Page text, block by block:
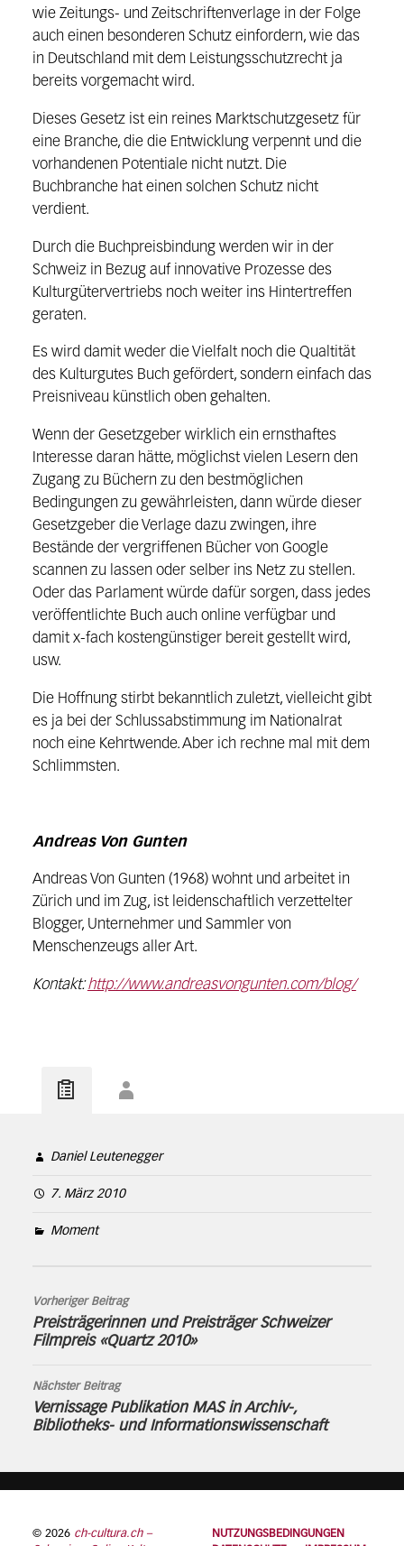
wie Zeitungs- und Zeitschriftenverlage in der Folge
auch einen besonderen Schutz einfordern, wie das
in Deutschland mit dem Leistungsschutzrecht ja
bereits vorgemacht wird.
Dieses Gesetz ist ein reines Marktschutzgesetz für
eine Branche, die die Entwicklung verpennt und die
vorhandenen Potentiale nicht nutzt. Die
Buchbranche hat einen solchen Schutz nicht
verdient.
Durch die Buchpreisbindung werden wir in der
Schweiz in Bezug auf innovative Prozesse des
Kulturgütervertriebs noch weiter ins Hintertreffen
geraten.
Es wird damit weder die Vielfalt noch die Qualtität
des Kulturgutes Buch gefördert, sondern einfach das
Preisniveau künstlich oben gehalten.
Wenn der Gesetzgeber wirklich ein ernsthaftes
Interesse daran hätte, möglichst vielen Lesern den
Zugang zu Büchern zu den bestmöglichen
Bedingungen zu gewährleisten, dann würde dieser
Gesetzgeber die Verlage dazu zwingen, ihre
Bestände der vergriffenen Bücher von Google
scannen zu lassen oder selber ins Netz zu stellen.
Oder das Parlament würde dafür sorgen, dass jedes
veröffentlichte Buch auch online verfügbar und
damit x-fach kostengünstiger bereit gestellt wird,
usw.
Die Hoffnung stirbt bekanntlich zuletzt, vielleicht gibt
es ja bei der Schlussabstimmung im Nationalrat
noch eine Kehrtwende. Aber ich rechne mal mit dem
Schlimmsten.
Andreas Von Gunten
Andreas Von Gunten (1968) wohnt und arbeitet in
Zürich und im Zug, ist leidenschaftlich verzettelter
Blogger, Unternehmer und Sammler von
Menschenzeugs aller Art.
Kontakt:http://www.andreasvongunten.com/blog/
Daniel Leutenegger
7. März 2010
Moment
Vorheriger Beitrag
Preisträgerinnen und Preisträger Schweizer
Filmpreis «Quartz 2010»
Nächster Beitrag
Vernissage Publikation MAS in Archiv-,
Bibliotheks- und Informationswissenschaft
© 2026 ch-cultura.ch –
NUTZUNGSBEDINGUNGEN